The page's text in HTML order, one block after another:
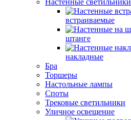
Настенные светильники
встраиваемые
штанге
накладные
Бра
Торшеры
Настольные лампы
Споты
Трековые светильники
Уличное освещение